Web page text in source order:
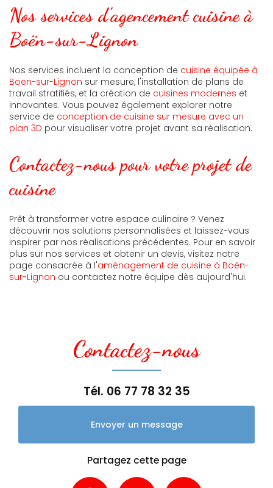
Nos services d'agencement cuisine à
Boën-sur-Lignon
Nos services incluent la conception de cuisine équipée à
Boën-sur-Lignon sur mesure, l'installation de plans de
travail stratifiés, et la création de cuisines modernes et
innovantes. Vous pouvez également explorer notre
service de conception de cuisine sur mesure avec un
plan 3D pour visualiser votre projet avant sa réalisation.
Contactez-nous pour votre projet de
cuisine
Prêt à transformer votre espace culinaire ? Venez
découvrir nos solutions personnalisées et laissez-vous
inspirer par nos réalisations précédentes. Pour en savoir
plus sur nos services et obtenir un devis, visitez notre
page consacrée à l'aménagement de cuisine à Boën-
sur-Lignon ou contactez notre équipe dès aujourd'hui.
Contactez-nous
Tél. 06 77 78 32 35
Envoyer un message
Partagez cette page
Facebook